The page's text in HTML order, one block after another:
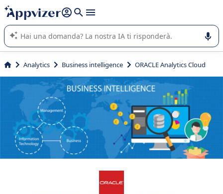
righe con
shift + enter
L'IA di Appvizer vi guida nell'utilizzo o nella scelta di un
software SaaS per la vostra azienda.
Analytics Business intelligence ORACLE Analytics Cloud